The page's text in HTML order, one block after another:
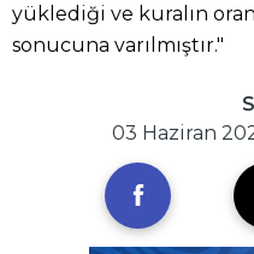
yüklediği ve kuralın
sonucuna varılmıştır."
03 Haziran